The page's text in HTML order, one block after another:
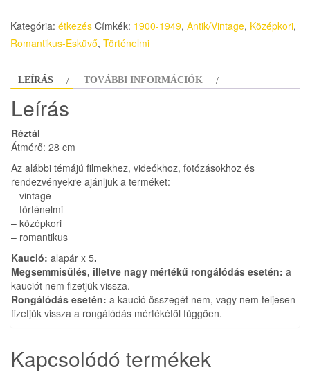
Kategória: étkezés Címkék: 1900-1949, Antik/Vintage, Középkori,
Romantikus-Esküvő, Történelmi
LEÍRÁS TOVÁBBI INFORMÁCIÓK
Leírás
Réztál
Átmérő: 28 cm
Az alábbi témájú filmekhez, videókhoz, fotózásokhoz és
rendezvényekre ajánljuk a terméket:
– vintage
– történelmi
– középkori
– romantikus
Kaució: alapár x 5.
Megsemmisülés, illetve nagy mértékű rongálódás esetén: a
kauciót nem fizetjük vissza.
Rongálódás esetén: a kaució összegét nem, vagy nem teljesen
fizetjük vissza a rongálódás mértékétől függően.
Kapcsolódó termékek